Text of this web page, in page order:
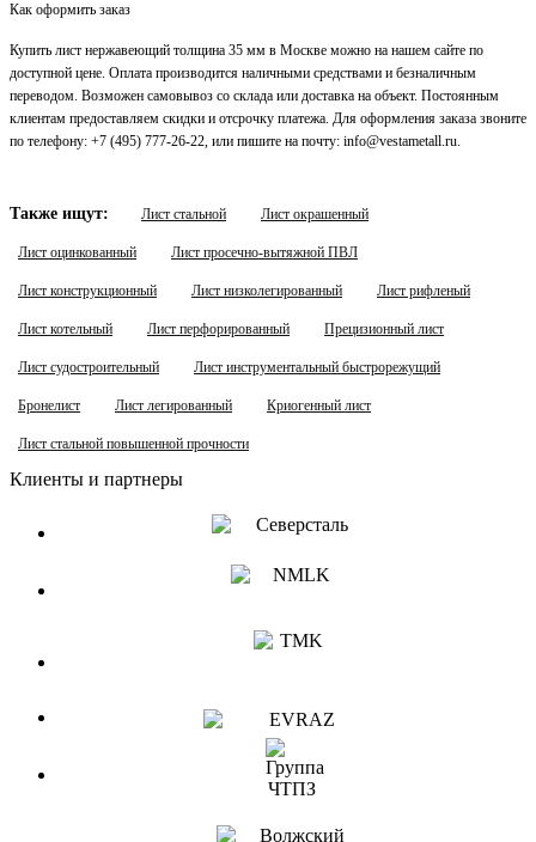
Как оформить заказ
Купить лист нержавеющий толщина 35 мм в Москве можно на нашем сайте по
доступной цене. Оплата производится наличными средствами и безналичным
переводом. Возможен самовывоз со склада или доставка на объект. Постоянным
клиентам предоставляем скидки и отсрочку платежа. Для оформления заказа звоните
по телефону: +7 (495) 777-26-22, или пишите на почту: info@vestametall.ru.
Также ищут: Лист стальной Лист окрашенный
Лист оцинкованный Лист просечно-вытяжной ПВЛ
Лист конструкционный Лист низколегированный Лист рифленый
Лист котельный Лист перфорированный Прецизионный лист
Лист судостроительный Лист инструментальный быстрорежущий
Бронелист Лист легированный Криогенный лист
Лист стальной повышенной прочности
Клиенты и партнеры